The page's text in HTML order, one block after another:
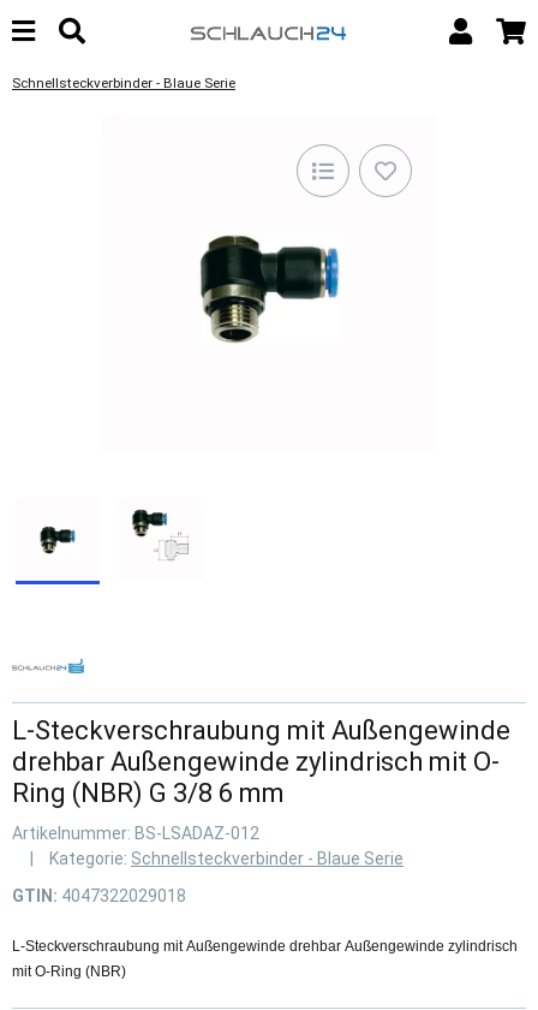
Schnellsteckverbinder - Blaue Serie
L-Steckverschraubung mit Außengewinde
drehbar Außengewinde zylindrisch mit O-
Ring (NBR) G 3/8 6 mm
Artikelnummer: BS-LSADAZ-012
Kategorie: Schnellsteckverbinder - Blaue Serie
GTIN: 4047322029018
L-Steckverschraubung mit Außengewinde drehbar Außengewinde zylindrisch
mit O-Ring (NBR)